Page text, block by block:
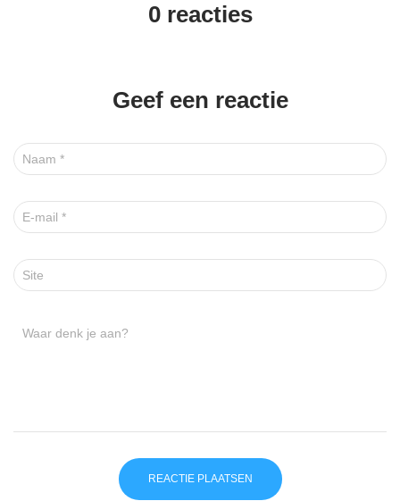
0 reacties
Geef een reactie
Naam *
E-mail *
Site
Waar denk je aan?